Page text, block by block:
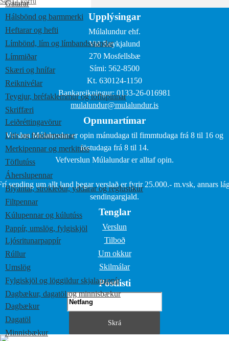
Gatarar
Hálsbönd og barmmerki
Heftarar og hefti
Límbönd, lím og límbandsstandar
Límmiðar
Skæri og hnífar
Reiknivélar
Teygjur, bréfaklemmur og töflupinnar
Skriffæri
Leiðréttingavörur
Litir og föndurpennar
Merkipennar og merkitúss
Töflutúss
Áherslupennar
Blýantar, strokleður, yddarar og reglustikur
Filtpennar
Kúlupennar og kúlutúss
Pappír, umslög, fylgiskjöl
Ljósritunarpappír
Rúllur
Umslög
Fylgiskjöl og löggildur skjalapappír
Dagbækur, dagatöl og minnisbækur
Dagbækur
Dagatöl
Minnisbækur
Upplýsingar
Múlalundur ehf.
Við Reykjalund
270 Mosfellsbæ
Sími: 562-8500
Kt. 630124-1150
Bankareikningur: 0133-26-016981
mulalundur@mulalundur.is
Opnunartímar
Verslun Múlalundar er opin mánudaga til fimmtudaga frá 8 til 16 og
föstudaga frá 8 til 14.
Vefverslun Múlalundar er alltaf opin.
sending um allt land þegar verslað er fyrir 25.000.- m.vsk, annars
sendingargjald.
Tenglar
Verslun
Tilboð
Um okkur
Skilmálar
Póstlisti